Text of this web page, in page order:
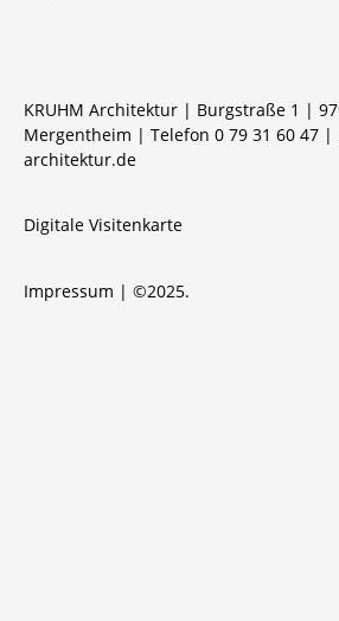
KRUHM Architektur | Burgstraße 1 |
Mergentheim | Telefon 0 79 31 60 47 |
architektur.de
Impressum | ©2025.
Digitale Visitenkarte